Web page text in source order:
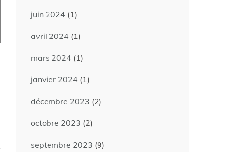
juin 2024 (1)
avril 2024 (1)
mars 2024 (1)
janvier 2024 (1)
décembre 2023 (2)
octobre 2023 (2)
septembre 2023 (9)